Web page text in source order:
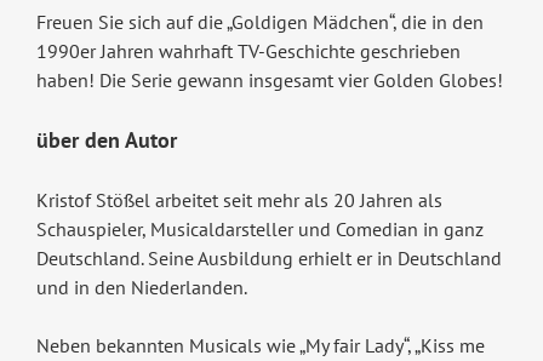
Freuen Sie sich auf die „Goldigen Mädchen“, die in den
1990er Jahren wahrhaft TV-Geschichte geschrieben
haben! Die Serie gewann insgesamt vier Golden Globes!
über den Autor
Kristof Stößel arbeitet seit mehr als 20 Jahren als
Schauspieler, Musicaldarsteller und Comedian in ganz
Deutschland. Seine Ausbildung erhielt er in Deutschland
und in den Niederlanden.
Neben bekannten Musicals wie „My fair Lady“, „Kiss me